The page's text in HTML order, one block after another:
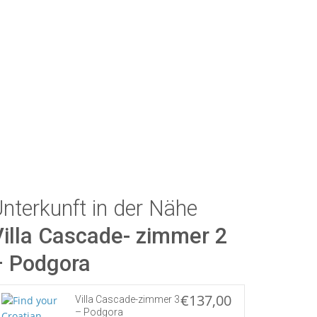
in der Nähe
Cascade- zimmer 2
Podgora
Villa Cascade-zimmer 3
– Podgora
€137,00